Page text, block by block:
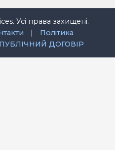
Усі права захищені.
|
Політика
ПУБЛІЧНИЙ ДОГОВІР